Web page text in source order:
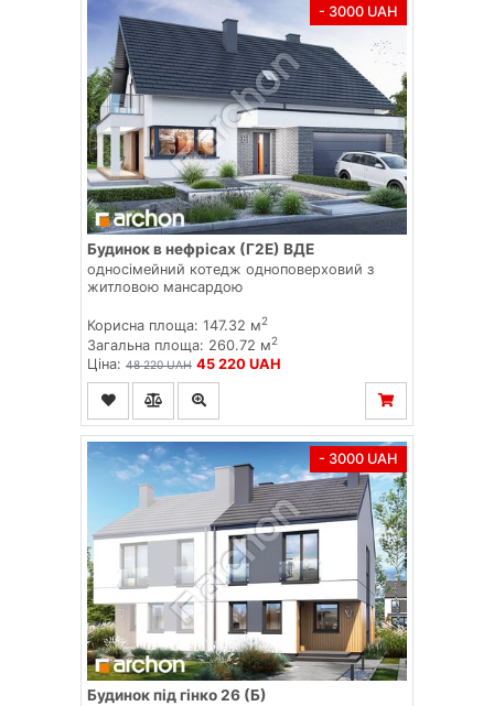
- 3000 UAH
Будинок в нефрісах (Г2Е) ВДЕ
односімейний котедж одноповерховий з
житловою мансардою
Корисна площа: 147.32 м2
Загальна площа: 260.72 м2
Ціна: 48 220 UAH 45 220 UAH
- 3000 UAH
Будинок під гінко 26 (Б)